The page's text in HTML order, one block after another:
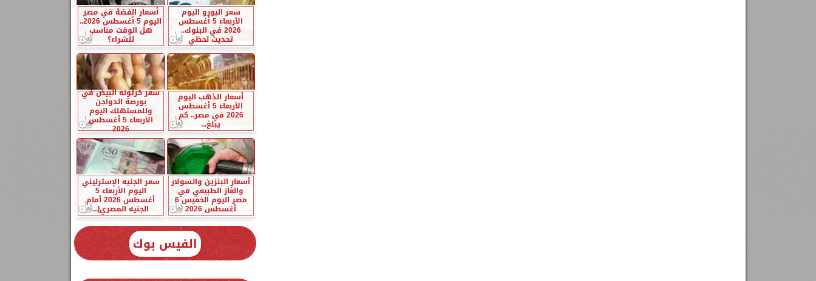
سعر اليورو اليوم
الأربعاء 5 أغسطس
2026 في البنوك..
تحديث لحظي
أسعار الفضة في مصر
اليوم 5 أغسطس 2026..
هل الوقت مناسب
للشراء؟
أسعار الذهب اليوم
الأربعاء 5 أغسطس
2026 في مصر.. كم
يبلغ...
سعر كرتونة البيض في
بورصة الدواجن
وللمستهلك اليوم
الأربعاء 5 أغسطس
2026
أسعار البنزين والسولار
والغاز الطبيعي في
مصر اليوم الخميس 6
أغسطس 2026
سعر الجنيه الإسترليني
اليوم الأربعاء 5
أغسطس 2026 أمام
الجنيه المصري|...
الفيس بوك